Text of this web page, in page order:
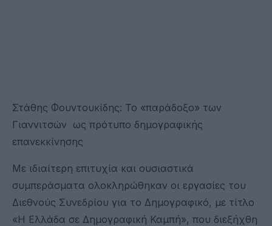
Στάθης Φουντουκίδης: Το «παράδοξο» των
Γιαννιτσών ως πρότυπο δημογραφικής
επανεκκίνησης
Με ιδιαίτερη επιτυχία και ουσιαστικά
συμπεράσματα ολοκληρώθηκαν οι εργασίες του
Διεθνούς Συνεδρίου για το Δημογραφικό, με τίτλο
«Η Ελλάδα σε Δημογραφική Καμπή», που διεξήχθη